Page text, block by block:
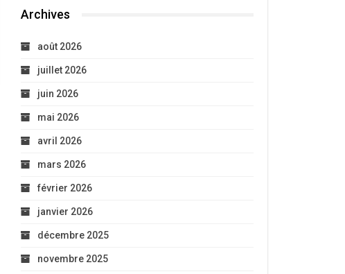
Archives
août 2026
juillet 2026
juin 2026
mai 2026
avril 2026
mars 2026
février 2026
janvier 2026
décembre 2025
novembre 2025